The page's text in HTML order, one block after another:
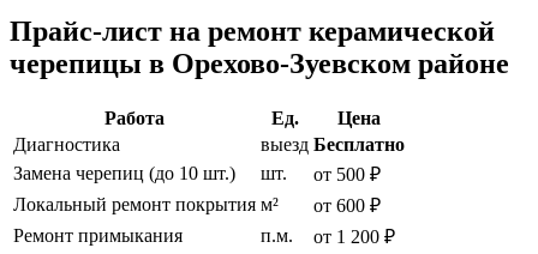
Прайс-лист на ремонт керамической
черепицы в Орехово-Зуевском районе
Работа Ед.
Цена
Диагностика
выезд Бесплатно
Замена черепиц (до 10 шт.)
шт.
от 500 ₽
Локальный ремонт покрытия м²
от 600 ₽
Ремонт примыкания
п.м.
от 1 200 ₽